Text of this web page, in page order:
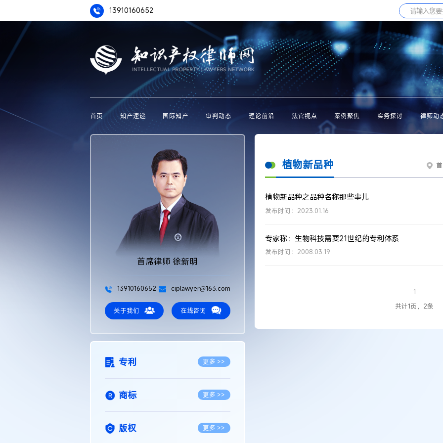
13910160652
首页 知产速递 国际知产 审判动态 理论前沿 法官视点 案例聚焦 实务探讨 律师动
首席律师 徐新明
13910160652 ciplawyer@163.com
关于我们 在线咨询
专利 更多 >>
商标 更多 >>
版权 更多 >>
植物新品种
植物新品种之品种名称那些事儿
发布时间：2023.01.16
专家称：生物科技需要21世纪的专利体系
发布时间：2008.03.19
1
共计1页，2条